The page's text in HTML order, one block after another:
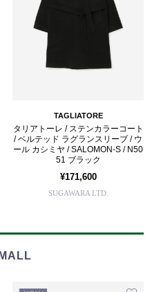
TAGLIATORE
タリアトーレ / ステンカラーコート
/ ベルテッド ラグランスリーブ / ウ
ール カシミヤ / SALOMON-S / N50
51 ブラック
¥171,600
SUGAWARA LTD.